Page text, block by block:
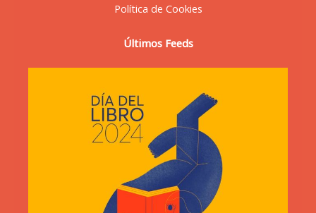
Política de Cookies
Últimos Feeds